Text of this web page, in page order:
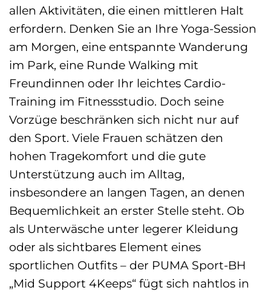
allen Aktivitäten, die einen mittleren Halt
erfordern. Denken Sie an Ihre Yoga-Session
am Morgen, eine entspannte Wanderung
im Park, eine Runde Walking mit
Freundinnen oder Ihr leichtes Cardio-
Training im Fitnessstudio. Doch seine
Vorzüge beschränken sich nicht nur auf
den Sport. Viele Frauen schätzen den
hohen Tragekomfort und die gute
Unterstützung auch im Alltag,
insbesondere an langen Tagen, an denen
Bequemlichkeit an erster Stelle steht. Ob
als Unterwäsche unter legerer Kleidung
oder als sichtbares Element eines
sportlichen Outfits – der PUMA Sport-BH
„Mid Support 4Keeps“ fügt sich nahtlos in